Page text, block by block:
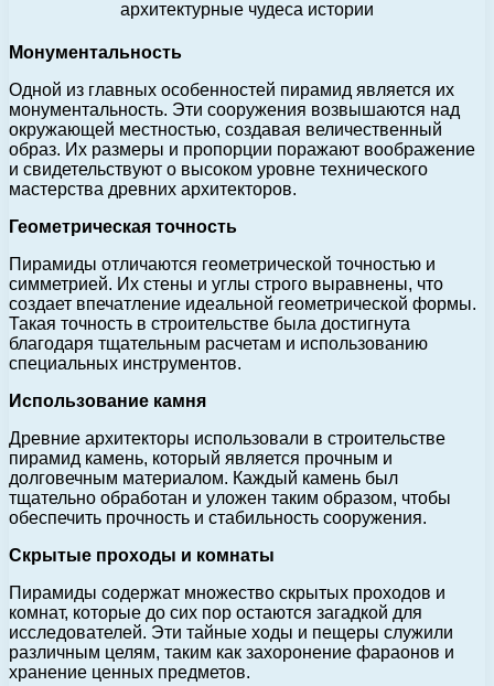
Монументальность
Одной из главных особенностей пирамид является их
монументальность. Эти сооружения возвышаются над
окружающей местностью, создавая величественный
образ. Их размеры и пропорции поражают воображение
и свидетельствуют о высоком уровне технического
мастерства древних архитекторов.
Геометрическая точность
Пирамиды отличаются геометрической точностью и
симметрией. Их стены и углы строго выравнены, что
создает впечатление идеальной геометрической формы.
Такая точность в строительстве была достигнута
благодаря тщательным расчетам и использованию
специальных инструментов.
Использование камня
Древние архитекторы использовали в строительстве
пирамид камень, который является прочным и
долговечным материалом. Каждый камень был
тщательно обработан и уложен таким образом, чтобы
обеспечить прочность и стабильность сооружения.
Скрытые проходы и комнаты
Пирамиды содержат множество скрытых проходов и
комнат, которые до сих пор остаются загадкой для
исследователей. Эти тайные ходы и пещеры служили
различным целям, таким как захоронение фараонов и
хранение ценных предметов.